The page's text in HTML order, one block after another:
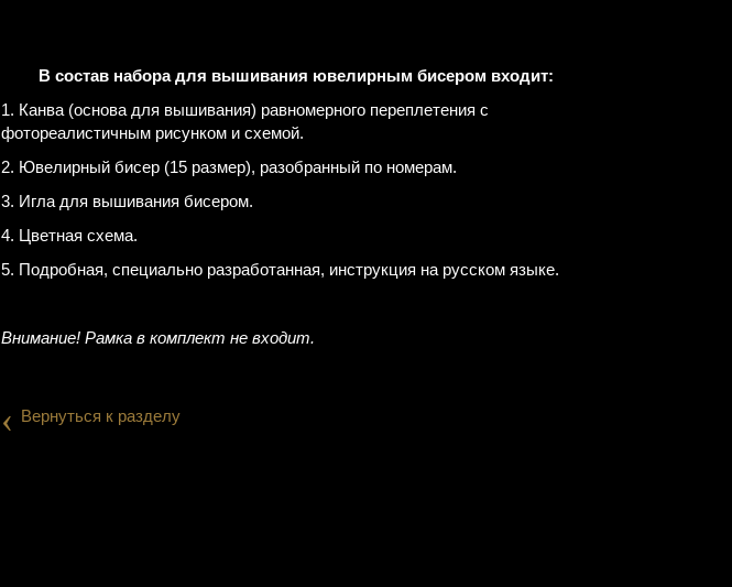
В состав набора для вышивания ювелирным бисером входит:
1. Канва (основа для вышивания) равномерного переплетения с
фотореалистичным рисунком и схемой.
2. Ювелирный бисер (15 размер), разобранный по номерам.
3. Игла для вышивания бисером.
4. Цветная схема.
5. Подробная, специально разработанная, инструкция на русском языке.
Внимание! Рамка в комплект не входит.
‹ Вернуться к разделу